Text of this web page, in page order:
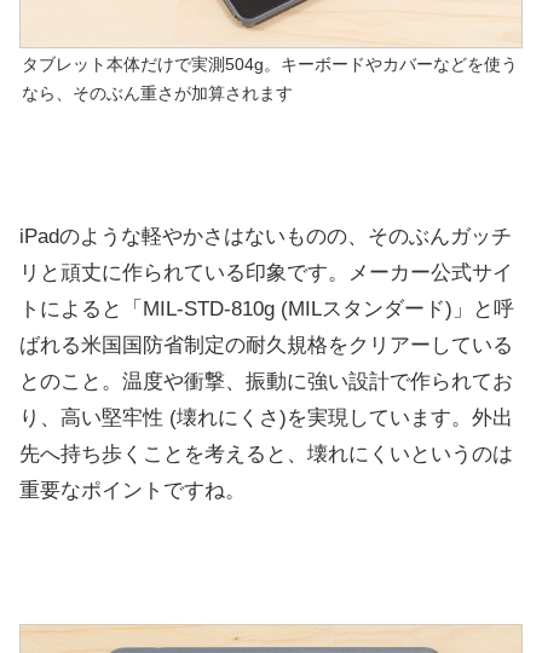
タブレット本体だけで実測504g。キーボードやカバーなどを使う
なら、そのぶん重さが加算されます
iPadのような軽やかさはないものの、そのぶんガッチ
リと頑丈に作られている印象です。メーカー公式サイ
トによると「MIL-STD-810g (MILスタンダード)」と呼
ばれる米国国防省制定の耐久規格をクリアーしている
とのこと。温度や衝撃、振動に強い設計で作られてお
り、高い堅牢性 (壊れにくさ)を実現しています。外出
先へ持ち歩くことを考えると、壊れにくいというのは
重要なポイントですね。